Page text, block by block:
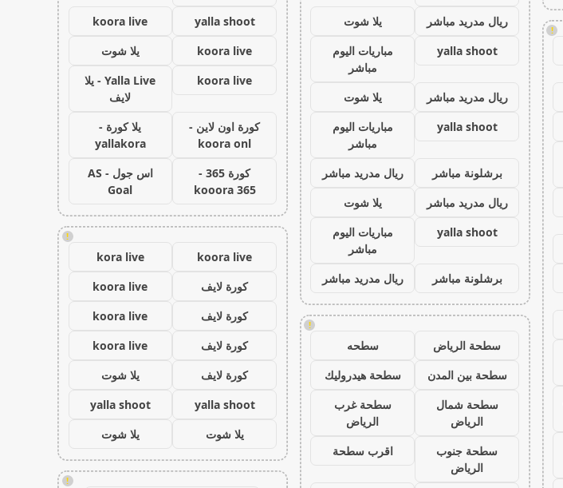
!
ريال مدريد مباشر
يلا شوت
yalla shoot
مباريات اليوم
مباشر
ريال مدريد مباشر
يلا شوت
yalla shoot
مباريات اليوم
مباشر
برشلونة مباشر
ريال مدريد مباشر
ريال مدريد مباشر
يلا شوت
yalla shoot
مباريات اليوم
مباشر
برشلونة مباشر
ريال مدريد مباشر
!
سطحة الرياض
سطحه
سطحة بين المدن
سطحة هيدروليك
سطحة شمال
الرياض
سطحة غرب
الرياض
سطحة جنوب
الرياض
اقرب سطحة
yalla shoot
koora live
koora live
يلا شوت
koora live
Yalla Live - يلا
لايف
كورة اون لاين -
koora onl
يلا كورة -
yallakora
كورة 365 -
kooora 365
اس جول - AS
Goal
!
koora live
kora live
كورة لايف
koora live
كورة لايف
koora live
كورة لايف
koora live
كورة لايف
يلا شوت
yalla shoot
yalla shoot
يلا شوت
يلا شوت
!